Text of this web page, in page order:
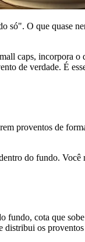
O que quase
caps, incorpora
de verdade. É
proventos de
do fundo.
cota que
os